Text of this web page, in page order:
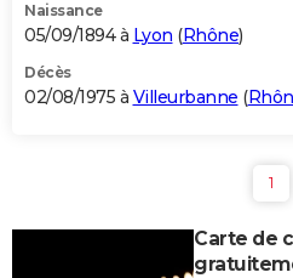
Naissance
05/09/1894 à Lyon (Rhône)
Décès
02/08/1975 à Villeurbanne (
1
Carte de